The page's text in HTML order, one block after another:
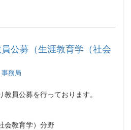
公募（生涯教育学（社会
事務局
員公募を行っております。
会教育学）分野